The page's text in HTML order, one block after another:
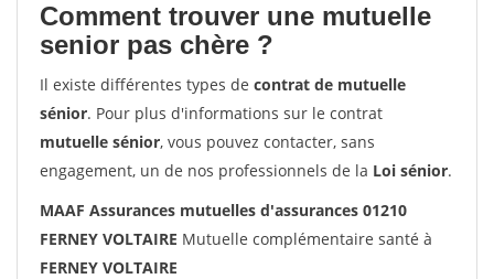
Comment trouver une mutuelle
senior pas chère ?
Il existe différentes types de contrat de mutuelle
sénior. Pour plus d'informations sur le contrat
mutuelle sénior, vous pouvez contacter, sans
engagement, un de nos professionnels de la Loi sénior.
MAAF Assurances mutuelles d'assurances 01210
FERNEY VOLTAIRE Mutuelle complémentaire santé à
FERNEY VOLTAIRE